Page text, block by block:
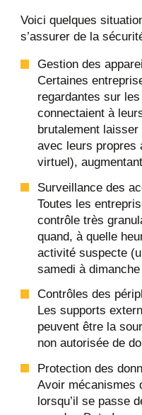
Voici quelques
s’assurer de la
Gestion des
Certaines
regardantes sur
connectaient à
brutalement
avec leurs propres
virtuel),
Surveillance des
Toutes les
contrôle très
quand, à quelle
activité suspecte
samedi à
Contrôles des
Les supports
peuvent être la
non autorisée de
Protection des
Avoir mécanismes
lorsqu’il se passe